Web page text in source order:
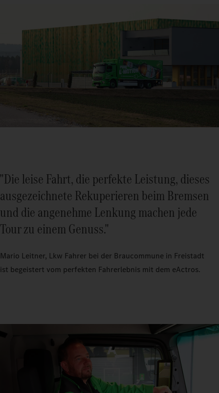
"Die leise Fahrt, die perfekte Leistung, dieses
ausgezeichnete Rekuperieren beim Bremsen
und die angenehme Lenkung machen jede
Tour zu einem Genuss."
Mario Leitner, Lkw Fahrer bei der Braucommune in Freistadt
ist begeistert vom perfekten Fahrerlebnis mit dem eActros.